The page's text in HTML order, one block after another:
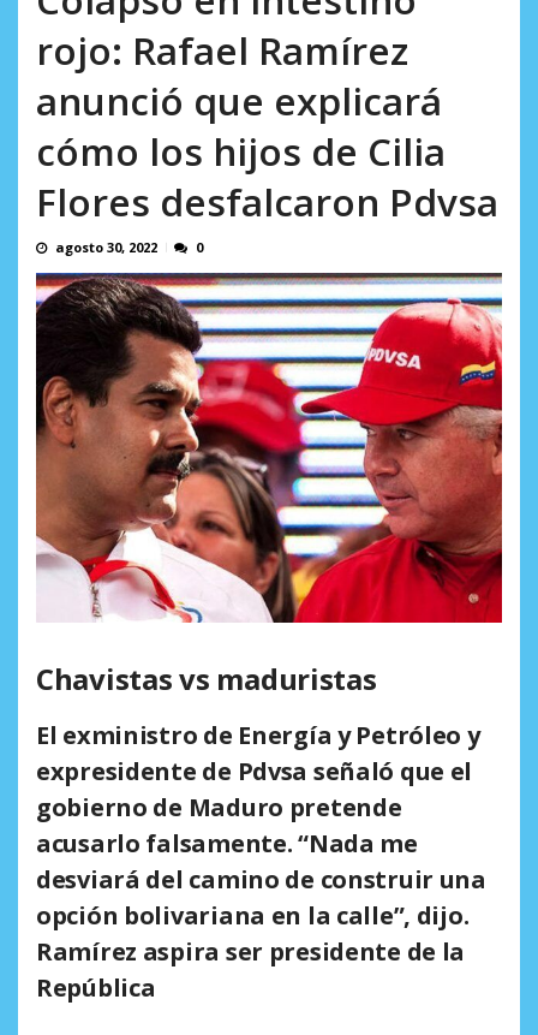
rojo: Rafael Ramírez
anunció que explicará
cómo los hijos de Cilia
Flores desfalcaron Pdvsa
agosto 30, 2022 0
Chavistas vs maduristas
El exministro de Energía y Petróleo y
expresidente de Pdvsa señaló que el
gobierno de Maduro pretende
acusarlo falsamente. “Nada me
desviará del camino de construir una
opción bolivariana en la calle”, dijo.
Ramírez aspira ser presidente de la
República